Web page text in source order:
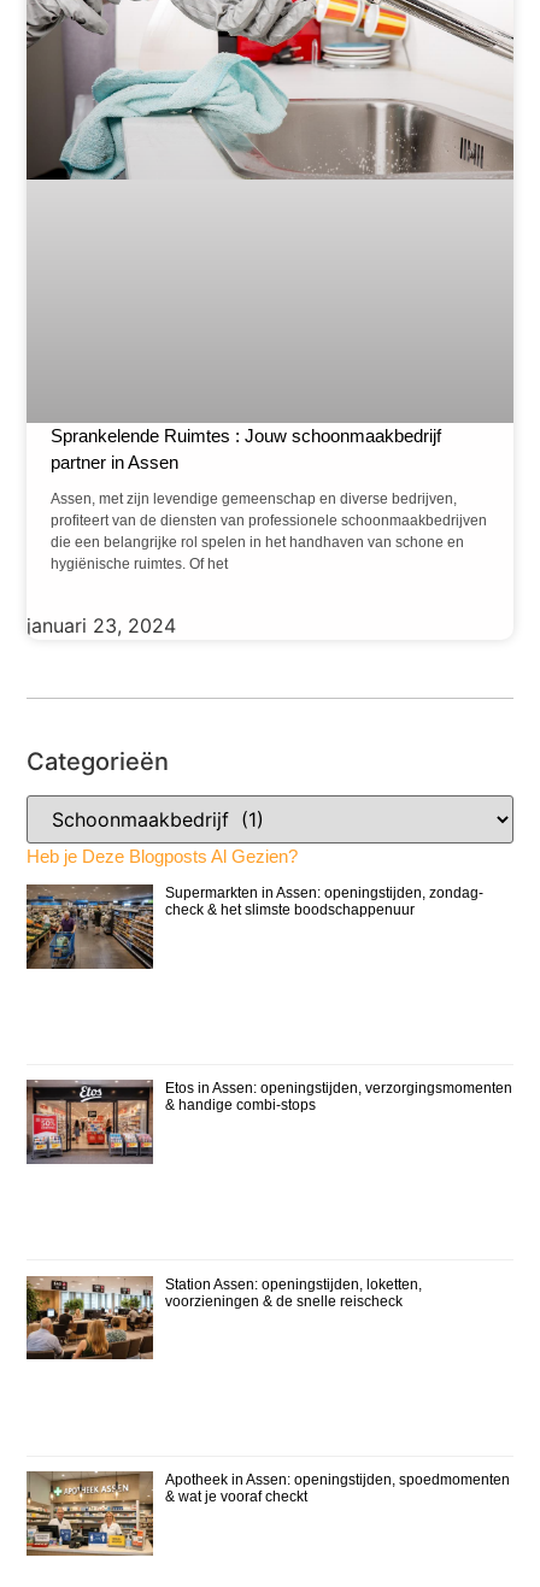
Categorieën
Heb je Deze Blogposts Al Gezien?
Supermarkten in Assen: openingstijden, zondag-
check & het slimste boodschappenuur
Etos in Assen: openingstijden, verzorgingsmomenten
& handige combi-stops
Station Assen: openingstijden, loketten,
voorzieningen & de snelle reischeck
Apotheek in Assen: openingstijden, spoedmomenten
& wat je vooraf checkt
Sprankelende Ruimtes : Jouw schoonmaakbedrijf
partner in Assen
Assen, met zijn levendige gemeenschap en diverse bedrijven,
profiteert van de diensten van professionele schoonmaakbedrijven
die een belangrijke rol spelen in het handhaven van schone en
hygiënische ruimtes. Of het
januari 23, 2024